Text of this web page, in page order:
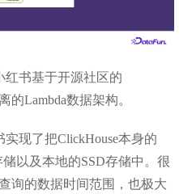
红书基于开源社区的
的Lambda数据架构。
现了把ClickHouse本身的
储以及本地的SSD存储中。很
询的数据时间范围，也极大